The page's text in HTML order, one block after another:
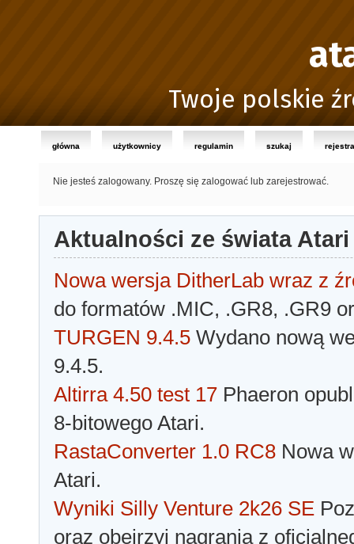
Twoje polskie
główna użytkownicy regulamin szukaj
Nie jesteś zalogowany. Proszę się zalogować lub zarejestrować.
Aktualności ze świata Atari
Nowa wersja DitherLab wraz z
do formatów .MIC, .GR8, .GR9
TURGEN 9.4.5 Wydano nową
9.4.5.
Altirra 4.50 test 17 Phaeron
8-bitowego Atari.
RastaConverter 1.0 RC8 Nowa
Atari.
Wyniki Silly Venture 2k26 SE
oraz obejrzyj nagrania z